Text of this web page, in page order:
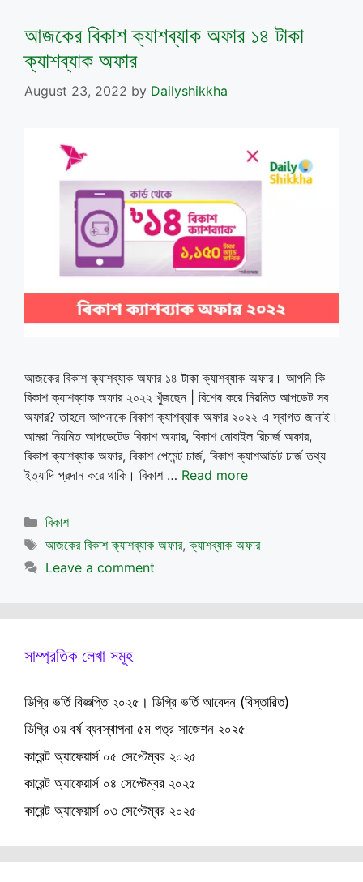
আজকের বিকাশ ক্যাশব্যাক অফার ১৪ টাকা
ক্যাশব্যাক অফার
August 23, 2022 by Dailyshikkha
আজকের বিকাশ ক্যাশব্যাক অফার ১৪ টাকা ক্যাশব্যাক অফার। আপনি কি
বিকাশ ক্যাশব্যাক অফার ২০২২ খুঁজছেন | বিশেষ করে নিয়মিত আপডেট সব
অফার? তাহলে আপনাকে বিকাশ ক্যাশব্যাক অফার ২০২২ এ স্বাগত জানাই।
আমরা নিয়মিত আপডেটেড বিকাশ অফার, বিকাশ মোবাইল রিচার্জ অফার,
বিকাশ ক্যাশব্যাক অফার, বিকাশ পেমেন্ট চার্জ, বিকাশ ক্যাশআউট চার্জ তথ্য
ইত্যাদি প্রদান করে থাকি। বিকাশ … Read more
Categories
বিকাশ
Tags
আজকের বিকাশ ক্যাশব্যাক অফার,ক্যাশব্যাক অফার
Leave a comment
সাম্প্রতিক লেখা সমূহ
ডিগ্রি ভর্তি বিজ্ঞপ্তি ২০২৫। ডিগ্রি ভর্তি আবেদন (বিস্তারিত)
ডিগ্রি ৩য় বর্ষ ব্যবস্থাপনা ৫ম পত্র সাজেশন ২০২৫
কারেন্ট অ্যাফেয়ার্স ০৫ সেপ্টেম্বর ২০২৫
কারেন্ট অ্যাফেয়ার্স ০৪ সেপ্টেম্বর ২০২৫
কারেন্ট অ্যাফেয়ার্স ০৩ সেপ্টেম্বর ২০২৫